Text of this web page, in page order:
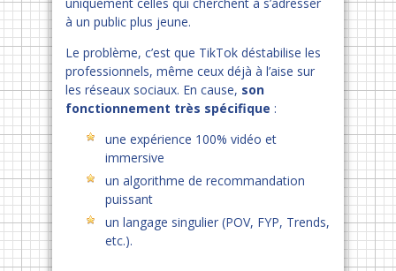
à un public plus jeune.
Le problème, c’est que TikTok déstabilise les
professionnels, même ceux déjà à l’aise sur
les réseaux sociaux. En cause, son
fonctionnement très spécifique :
une expérience 100% vidéo et
immersive
un algorithme de recommandation
puissant
un langage singulier (POV, FYP, Trends,
etc.).